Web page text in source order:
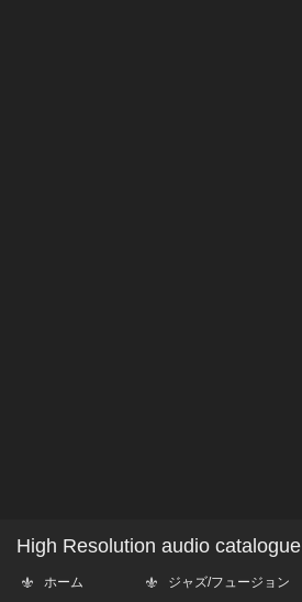
High Resolution audio catalogue
ホーム
ジャズ/フュージョン